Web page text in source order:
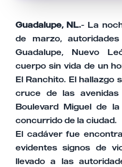
Guadalupe, NL.- La
de marzo,
Guadalupe, Nuevo
cuerpo sin vida de un
El Ranchito. El hallazgo
cruce de las
Boulevard Miguel de
concurrido de la ciudad.
El cadáver fue
evidentes signos de
llevado a las